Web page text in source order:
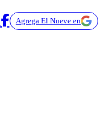
Agrega El Nueve en